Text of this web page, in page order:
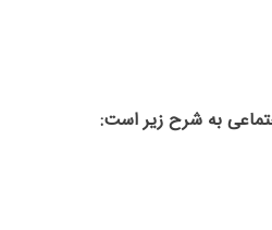
به شرح زیر است: